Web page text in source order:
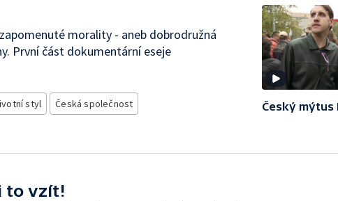
morality - aneb dobrodružná
První část dokumentární eseje
styl Česká společnost Český mýtus
to vzít!